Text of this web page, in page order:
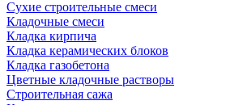
Сухие строительные смеси
Кладочные смеси
Кладка кирпича
Кладка керамических блоков
Кладка газобетона
Цветные кладочные растворы
Строительная сажа